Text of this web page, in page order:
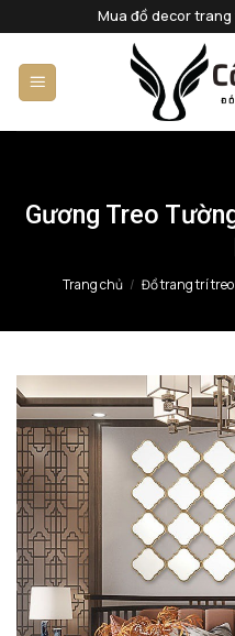
qua
nội
dung
Mua đồ decor trang
Gương Treo
Trang chủ / Đồ trang trí